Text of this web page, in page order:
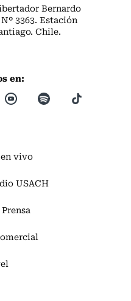
Bernardo
3363. Estación
Chile.
en:
vivo
USACH